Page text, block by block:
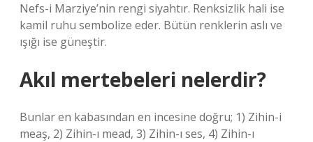
Nefs-i Marziye’nin rengi siyahtır. Renksizlik hali ise
kamil ruhu sembolize eder. Bütün renklerin aslı ve
ışığı ise güneştir.
Akıl mertebeleri nelerdir?
Bunlar en kabasından en incesine doğru; 1) Zihin-i
meaş, 2) Zihin-ı mead, 3) Zihin-ı ses, 4) Zihin-ı